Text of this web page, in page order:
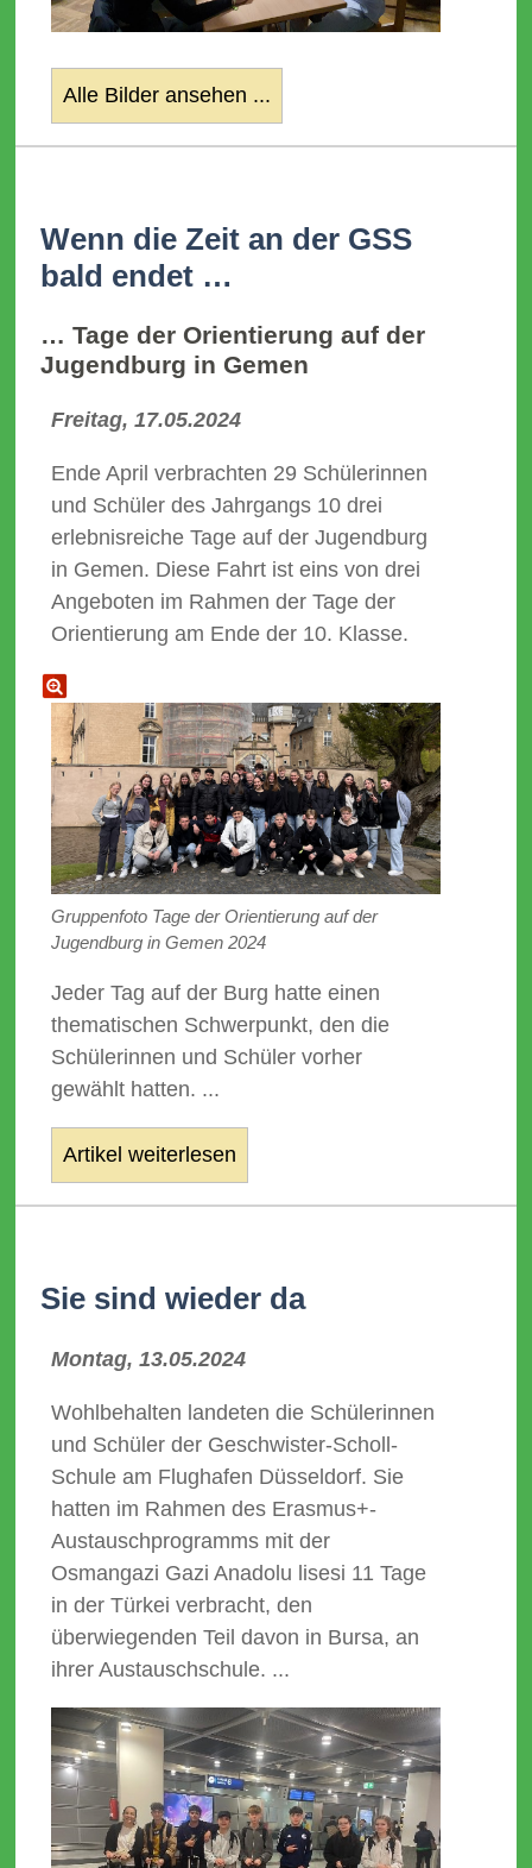
Alle Bilder ansehen ...
Wenn die Zeit an der GSS
bald endet …
… Tage der Orientierung auf der
Jugendburg in Gemen
Freitag, 17.05.2024
Ende April verbrachten 29 Schülerinnen
und Schüler des Jahrgangs 10 drei
erlebnisreiche Tage auf der Jugendburg
in Gemen. Diese Fahrt ist eins von drei
Angeboten im Rahmen der Tage der
Orientierung am Ende der 10. Klasse.
Gruppenfoto Tage der Orientierung auf der
Jugendburg in Gemen 2024
Jeder Tag auf der Burg hatte einen
thematischen Schwerpunkt, den die
Schülerinnen und Schüler vorher
gewählt hatten. ...
Artikel weiterlesen
Sie sind wieder da
Montag, 13.05.2024
Wohlbehalten landeten die Schülerinnen
und Schüler der Geschwister-Scholl-
Schule am Flughafen Düsseldorf. Sie
hatten im Rahmen des Erasmus+-
Austauschprogramms mit der
Osmangazi Gazi Anadolu lisesi 11 Tage
in der Türkei verbracht, den
überwiegenden Teil davon in Bursa, an
ihrer Austauschschule. ...